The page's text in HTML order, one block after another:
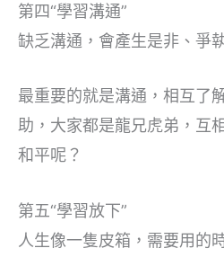
第四“學習溝通”
缺乏溝通，會產生是非、爭
最重要的就是溝通，相互了
助，大家都是龍兄虎弟，互
和平呢？
第五“學習放下”
人生像一隻皮箱，需要用的